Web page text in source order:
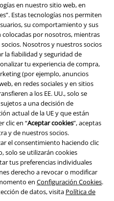
en nuestro sitio web, en
Estas tecnologías nos permiten
su comportamiento y sus
por nosotros, mientras
Nosotros y nuestros socios
la fiabilidad y seguridad de
tu experiencia de compra,
(por ejemplo, anuncios
en redes sociales y en sitios
a los EE. UU., solo se
a una decisión de
actual de la UE y que están
clic en “Aceptar cookies”, aceptas
y de nuestros socios.
el consentimiento haciendo clic
solo se utilizarán cookies
tus preferencias individuales
derecho a revocar o modificar
en Configuración Cookies.
de datos, visita Política de
del medioambiente